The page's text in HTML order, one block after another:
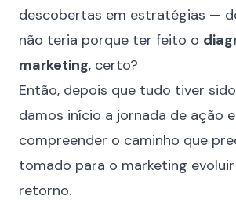
descobertas em estratégias —
não teria porque ter feito o
marketing, certo?
Então, depois que tudo tiver
damos início a jornada de ação
compreender o caminho que
tomado para o marketing
retorno.